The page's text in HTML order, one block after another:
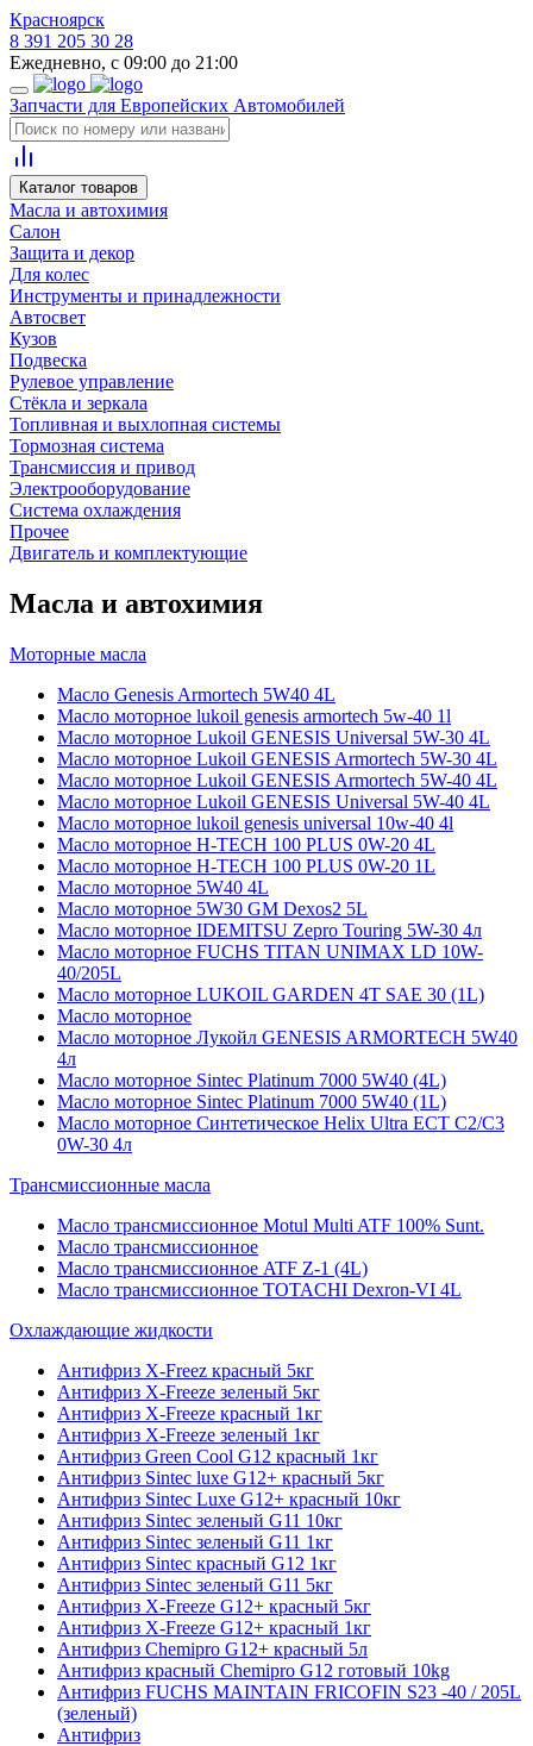
Красноярск
8 391 205 30 28
Ежедневно, с 09:00 до 21:00
Запчасти для Европейских Автомобилей
Каталог товаров
Масла и автохимия
Салон
Защита и декор
Для колес
Инструменты и принадлежности
Автосвет
Кузов
Подвеска
Рулевое управление
Стёкла и зеркала
Топливная и выхлопная системы
Тормозная система
Трансмиссия и привод
Электрооборудование
Система охлаждения
Прочее
Двигатель и комплектующие
Масла и автохимия
Моторные масла
Масло Genesis Armortech 5W40 4L
Масло моторное lukoil genesis armortech 5w-40 1l
Масло моторное Lukoil GENESIS Universal 5W-30 4L
Масло моторное Lukoil GENESIS Armortech 5W-30 4L
Масло моторное Lukoil GENESIS Armortech 5W-40 4L
Масло моторное Lukoil GENESIS Universal 5W-40 4L
Масло моторное lukoil genesis universal 10w-40 4l
Масло моторное H-TECH 100 PLUS 0W-20 4L
Масло моторное H-TECH 100 PLUS 0W-20 1L
Масло моторное 5W40 4L
Масло моторное 5W30 GM Dexos2 5L
Масло моторное IDEMITSU Zepro Touring 5W-30 4л
Масло моторное FUCHS TITAN UNIMAX LD 10W-
40/205L
Масло моторное LUKOIL GARDEN 4Т SAE 30 (1L)
Масло моторное
Масло моторное Лукойл GENESIS ARMORTECH 5W40
4л
Масло моторное Sintec Platinum 7000 5W40 (4L)
Масло моторное Sintec Platinum 7000 5W40 (1L)
Масло моторное Синтетическое Helix Ultra ECT C2/C3
0W-30 4л
Трансмиссионные масла
Масло трансмиссионное Motul Multi ATF 100% Sunt.
Масло трансмиссионное
Масло трансмиссионное ATF Z-1 (4L)
Масло трансмиссионное TOTACHI Dexron-VI 4L
Охлаждающие жидкости
Антифриз X-Freez красный 5кг
Антифриз X-Freeze зеленый 5кг
Антифриз X-Freeze красный 1кг
Антифриз X-Freeze зеленый 1кг
Антифриз Green Cool G12 красный 1кг
Антифриз Sintec luxe G12+ красный 5кг
Антифриз Sintec Luxe G12+ красный 10кг
Антифриз Sintec зеленый G11 10кг
Антифриз Sintec зеленый G11 1кг
Антифриз Sintec красный G12 1кг
Антифриз Sintec зеленый G11 5кг
Антифриз X-Freeze G12+ красный 5кг
Антифриз X-Freeze G12+ красный 1кг
Антифриз Chemipro G12+ красный 5л
Антифриз красный Chemipro G12 готовый 10kg
Антифриз FUCHS MAINTAIN FRICOFIN S23 -40 / 205L
(зеленый)
Антифриз